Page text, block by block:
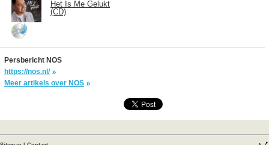
Het Is Me Gelukt
(CD)
Persbericht NOS
https://nos.nl/
Meer artikels over NOS